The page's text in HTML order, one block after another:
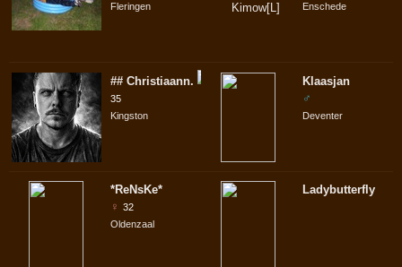
Fleringen
## Christiaann.
35
Kingston
*ReNsKe*
♀ 32
Oldenzaal
Enschede
Klaasjan
♂
Deventer
Ladybutterfly